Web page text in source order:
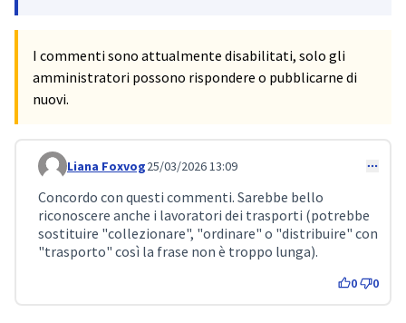
I commenti sono attualmente disabilitati, solo gli
amministratori possono rispondere o pubblicarne di
nuovi.
Comment 752 (reply to comment 710)
Liana Foxvog25/03/2026 13:09
Concordo con questi commenti. Sarebbe bello
riconoscere anche i lavoratori dei trasporti (potrebbe
sostituire "collezionare", "ordinare" o "distribuire" con
"trasporto" così la frase non è troppo lunga).
0 0